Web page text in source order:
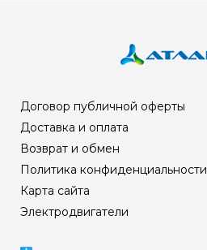
Договор публичной оферты
Доставка и оплата
Возврат и обмен
Политика конфиденциальности
Карта сайта
Электродвигатели